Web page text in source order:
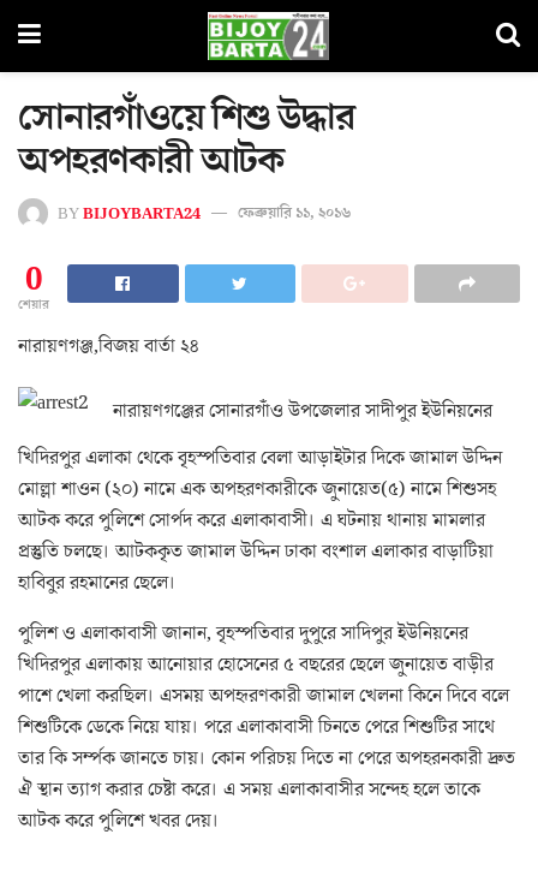
সোনারগাঁওয়ে শিশু উদ্ধার
অপহরণকারী আটক
BYBIJOYBARTA24 ফেব্রুয়ারি ১১, ২০১৬
0
শেয়ার
নারায়ণগঞ্জ,বিজয় বার্তা ২৪
নারায়ণগঞ্জের সোনারগাঁও উপজেলার সাদীপুর ইউনিয়নের
খিদিরপুর এলাকা থেকে বৃহস্পতিবার বেলা আড়াইটার দিকে জামাল উদ্দিন
মোল্লা শাওন (২০) নামে এক অপহরণকারীকে জুনায়েত(৫) নামে শিশুসহ
আটক করে পুলিশে সোর্পদ করে এলাকাবাসী। এ ঘটনায় থানায় মামলার
প্রস্তুতি চলছে। আটককৃত জামাল উদ্দিন ঢাকা বংশাল এলাকার বাড়াটিয়া
হাবিবুর রহমানের ছেলে।
পুলিশ ও এলাকাবাসী জানান, বৃহস্পতিবার দুপুরে সাদিপুর ইউনিয়নের
খিদিরপুর এলাকায় আনোয়ার হোসেনের ৫ বছরের ছেলে জুনায়েত বাড়ীর
পাশে খেলা করছিল। এসময় অপহৃরণকারী জামাল খেলনা কিনে দিবে বলে
শিশুটিকে ডেকে নিয়ে যায়। পরে এলাকাবাসী চিনতে পেরে শিশুটির সাথে
তার কি সর্ম্পক জানতে চায়। কোন পরিচয় দিতে না পেরে অপহরনকারী দ্রুত
ঐ স্থান ত্যাগ করার চেষ্টা করে। এ সময় এলাকাবাসীর সন্দেহ হলে তাকে
আটক করে পুলিশে খবর দেয়।